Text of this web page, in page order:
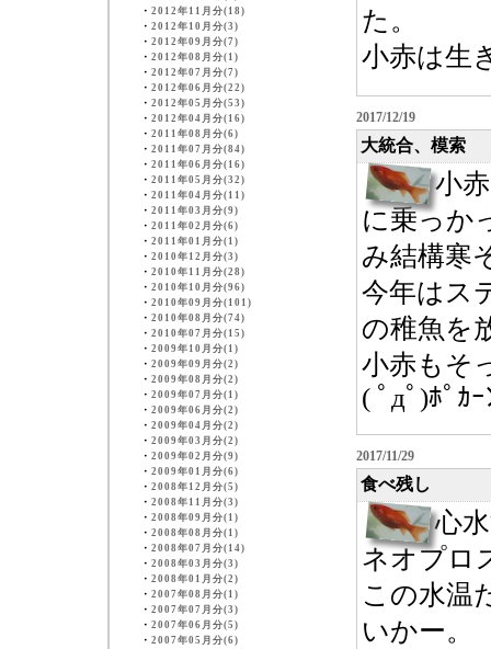
・ 2012年11月分(18)
・ 2012年10月分(3)
・ 2012年09月分(7)
・ 2012年08月分(1)
・ 2012年07月分(7)
・ 2012年06月分(22)
・ 2012年05月分(53)
・ 2012年04月分(16)
・ 2011年08月分(6)
・ 2011年07月分(84)
・ 2011年06月分(16)
・ 2011年05月分(32)
・ 2011年04月分(11)
・ 2011年03月分(9)
・ 2011年02月分(6)
・ 2011年01月分(1)
・ 2010年12月分(3)
・ 2010年11月分(28)
・ 2010年10月分(96)
・ 2010年09月分(101)
・ 2010年08月分(74)
・ 2010年07月分(15)
・ 2009年10月分(1)
・ 2009年09月分(2)
・ 2009年08月分(2)
・ 2009年07月分(1)
・ 2009年06月分(2)
・ 2009年04月分(2)
・ 2009年03月分(2)
・ 2009年02月分(9)
・ 2009年01月分(6)
・ 2008年12月分(5)
・ 2008年11月分(3)
・ 2008年09月分(1)
・ 2008年08月分(1)
・ 2008年07月分(14)
・ 2008年03月分(3)
・ 2008年01月分(2)
・ 2007年08月分(1)
・ 2007年07月分(3)
・ 2007年06月分(5)
・ 2007年05月分(6)
た。
小赤は生
2017/12/19
大統合、模索
小
に乗っか
み結構寒
今年はス
の稚魚を
小赤もそ
( ﾟдﾟ)ﾎﾟｶｰ
2017/11/29
食べ残し
心
ネオプロ
この水温
いかー。